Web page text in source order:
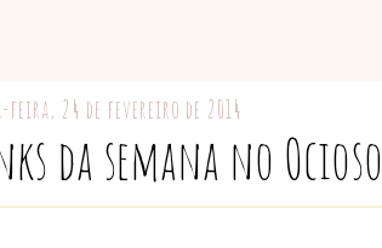
feira, 24 de fevereiro de 2014
da semana no Ocioso